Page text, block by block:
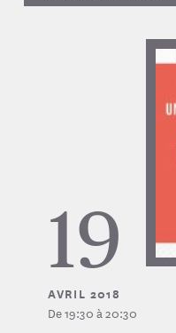
19
AVRIL 2018
De 19:30 à 20:30